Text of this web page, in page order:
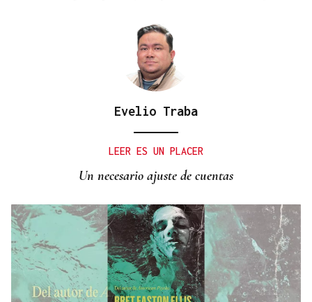
Evelio Traba
LEER ES UN PLACER
Un necesario ajuste de cuentas